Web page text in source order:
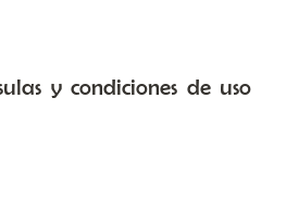
y condiciones de uso